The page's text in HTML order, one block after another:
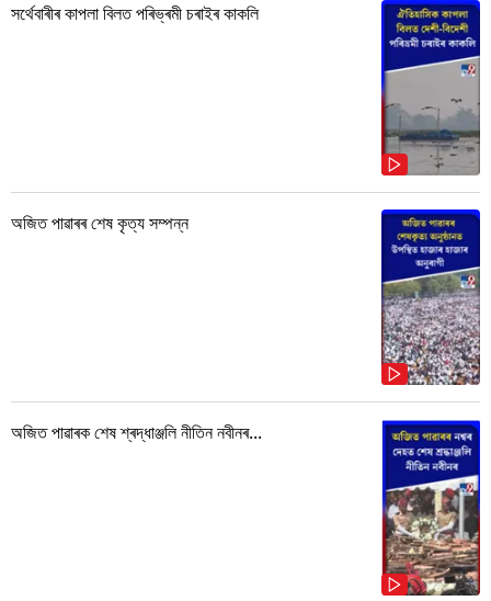
সৰ্থেবাৰীৰ কাপলা বিলত পৰিভ্ৰমী চৰাইৰ কাকলি
অজিত পাৱাৰৰ শেষ কৃত্য সম্পন্ন
অজিত পাৱাৰক শেষ শ্ৰদ্ধাঞ্জলি নীতিন নবীনৰ...